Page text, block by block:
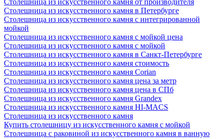
Столешница из искусственного камня от производителя
Столешница из искусственного камня в Петербурге
Столешница из искусственного камня с интегрированной
мойкой
Столешница из искусственного камня с мойкой цена
Столешница из искусственного камня с мойкой
Столешница из искусственного камня в Санкт-Петербурге
Столешница из искусственного камня стоимость
Столешница из искусственного камня Сorian
Столешница из искусственного камня цена за метр
Столешница из искусственного камня цена в СПб
Столешница из искусственного камня Grandex
Столешница из искусственного камня HI-MACS
Столешница из искусственного камня
Купить столешницу из искусственного камня с мойкой
Столешница с раковиной из искусственного камня в ванную